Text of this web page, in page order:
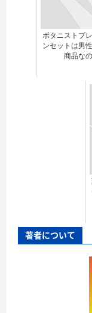
ボタニストプ
ンセットは男
商品な
著者について